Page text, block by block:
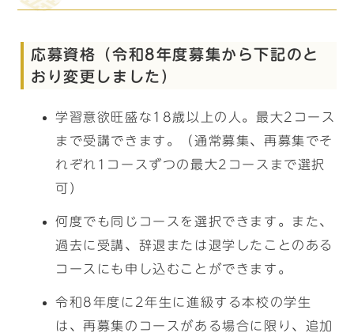
応募資格（令和8年度募集から下記のと
おり変更しました）
学習意欲旺盛な18歳以上の人。最大2コース
まで受講できます。（通常募集、再募集でそ
れぞれ1コースずつの最大2コースまで選択
可）
何度でも同じコースを選択できます。また、
過去に受講、辞退または退学したことのある
コースにも申し込むことができます。
令和8年度に2年生に進級する本校の学生
は、再募集のコースがある場合に限り、追加